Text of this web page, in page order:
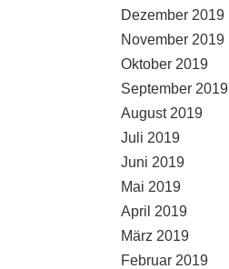
Dezember 2019
November 2019
Oktober 2019
September 2019
August 2019
Juli 2019
Juni 2019
Mai 2019
April 2019
März 2019
Februar 2019